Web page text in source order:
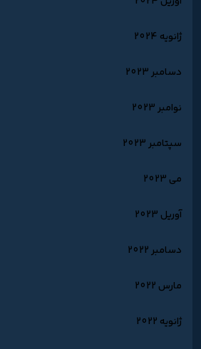
ژانویه 2024
دسامبر 2023
نوامبر 2023
سپتامبر 2023
می 2023
آوریل 2023
دسامبر 2022
مارس 2022
ژانویه 2022